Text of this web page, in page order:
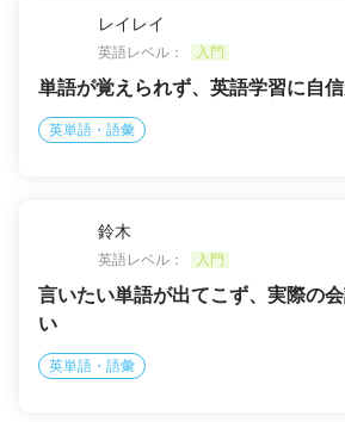
レイレイ
英語レベル：
入門
単語が覚えられず、英語学習に自
英単語・語彙
鈴木
英語レベル：
入門
言いたい単語が出てこず、実際の
い
英単語・語彙